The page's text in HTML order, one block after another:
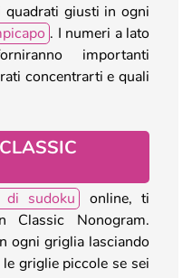
giusti in ogni
. I numeri a lato
importanti
concentrarti e quali
di sudoku
online, ti
Classic Nonogram.
ogni griglia lasciando
griglie piccole se sei